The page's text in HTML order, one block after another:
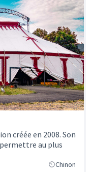
créée en 2008. Son
au plus
Chinon